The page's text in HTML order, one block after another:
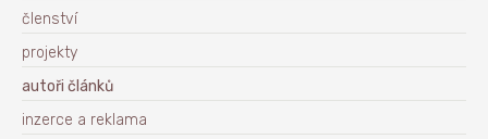
členství
projekty
autoři článků
inzerce a reklama